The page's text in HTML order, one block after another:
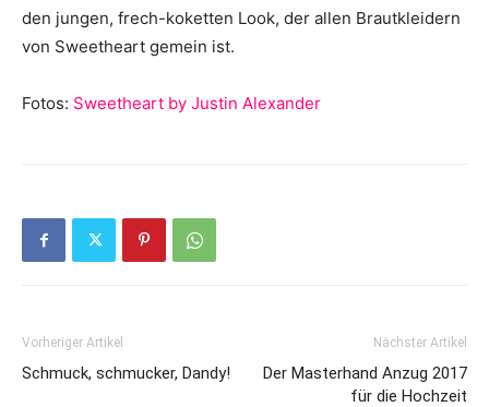
den jungen, frech-koketten Look, der allen Brautkleidern
von Sweetheart gemein ist.
Fotos: Sweetheart by Justin Alexander
Vorheriger Artikel
Schmuck, schmucker, Dandy!
Nächster Artikel
Der Masterhand Anzug 2017
für die Hochzeit